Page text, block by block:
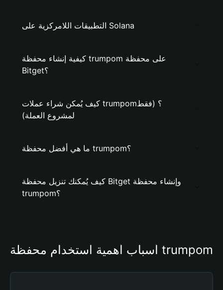
التطبيقات اللامركزية على Solana
كيفية إنشاء محفظة trumpom على محفظة
Bitget؟
كيف يُمكن شراء عملات trumpom؟ (فقط
لمشروع العملة)
ما هي أفضل محفظة trumpom؟
كيف يُمكنك تنزيل محفظة Bitget وإنشاء محفظة
trumpom؟
أسباب أهمية استخدام محفظة trumpom